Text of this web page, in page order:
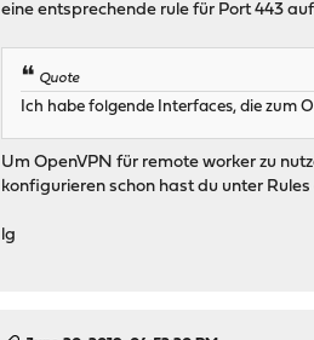
eine entsprechende rule für Port 443
Quote
Ich habe folgende Interfaces, die zum
Um OpenVPN für remote worker zu
konfigurieren schon hast du unter
lg